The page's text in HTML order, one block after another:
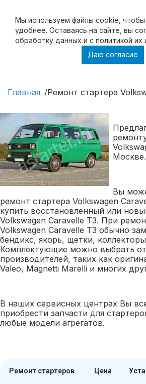
Мы используем файлы cookie, чтобы
удобнее. Оставаясь на сайте, вы
обработку данных и с политикой их
Даю согласие
Ремонт стартера Volkswagen
Главная Ремонт стартера
Москве.
Вы
ремонт стартера Volkswagen
купить восстановленный или
Volkswagen Caravelle T3. При
Volkswagen Caravelle T3 обычно
бендикс, якорь, щетки,
Комплектующие можно выбрать
производителей, таких как
Valeo, Magnetti Marelli и многих
В наших сервисных центрах Вы
приобрести запчасти для
любые модели агрегатов.
Ремонт стартеров Цена